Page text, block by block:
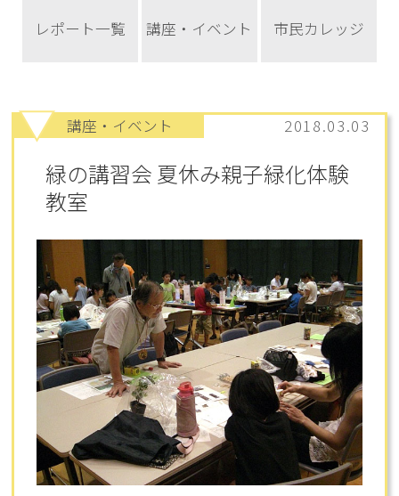
レポート一覧 講座・イベント 市民カレッジ
講座・イベント 2018.03.03
緑の講習会 夏休み親子緑化体験
教室